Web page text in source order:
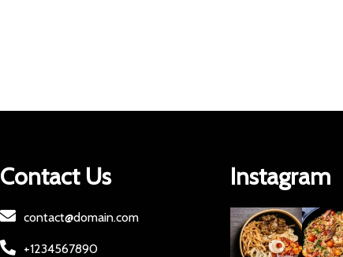
Contact Us
contact@domain.com
+1234567890
Instagram